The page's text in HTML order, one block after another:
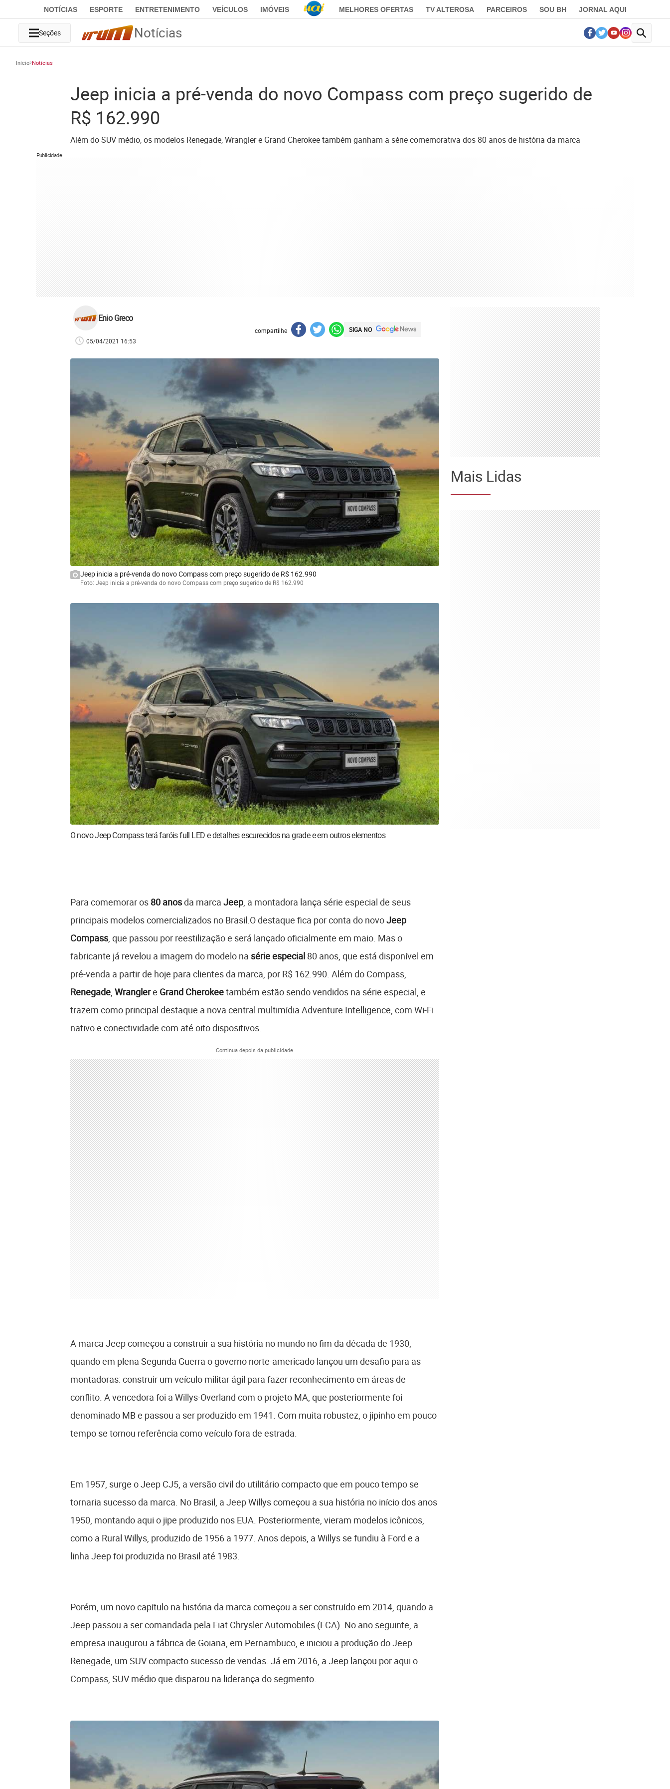
NOTÍCIAS ESPORTE ENTRETENIMENTO VEÍCULOS IMÓVEIS MELHORES OFERTAS TV ALTEROSA PARCEIROS SOU BH JORNAL AQUI
Seções Notícias
Início Notícias
Jeep inicia a pré-venda do novo Compass com preço sugerido de
R$ 162.990
Além do SUV médio, os modelos Renegade, Wrangler e Grand Cherokee também ganham a série comemorativa dos 80 anos de história da marca
Publicidade
Enio Greco
05/04/2021 16:53
compartilhe SIGA NO
Jeep inicia a pré-venda do novo Compass com preço sugerido de R$ 162.990
Foto: Jeep inicia a pré-venda do novo Compass com preço sugerido de R$ 162.990
O novo Jeep Compass terá faróis full LED e detalhes escurecidos na grade e em outros elementos
Para comemorar os 80 anosda marca Jeep, a montadora lança série especial de seus
principais modelos comercializados no Brasil.O destaque fica por conta do novoJeep
Compass, que passou por reestilização e será lançado oficialmente em maio. Mas o
fabricante já revelou a imagem do modelo na série especial80 anos, que está disponível em
pré-venda a partir de hoje para clientes da marca, por R$ 162.990. Além do Compass,
Renegade, Wranglere Grand Cherokeetambém estão sendo vendidos na série especial, e
trazem como principal destaque a nova central multimídia Adventure Intelligence, com Wi-Fi
nativo e conectividade com até oito dispositivos.
Continua depois da publicidade
A marca Jeep começou a construir a sua história no mundo no fim da década de 1930,
quando em plena Segunda Guerra o governo norte-americado lançou um desafio para as
montadoras: construir um veículo militar ágil para fazer reconhecimento em áreas de
conflito. A vencedora foi a Willys-Overland com o projeto MA, que posteriormente foi
denominado MB e passou a ser produzido em 1941. Com muita robustez, o jipinho em pouco
tempo se tornou referência como veículo fora de estrada.
Em 1957, surge o Jeep CJ5, a versão civil do utilitário compacto que em pouco tempo se
tornaria sucesso da marca. No Brasil, a Jeep Willys começou a sua história no início dos anos
1950, montando aqui o jipe produzido nos EUA. Posteriormente, vieram modelos icônicos,
como a Rural Willys, produzido de 1956 a 1977. Anos depois, a Willys se fundiu à Ford e a
linha Jeep foi produzida no Brasil até 1983.
Porém, um novo capítulo na história da marca começou a ser construído em 2014, quando a
Jeep passou a ser comandada pela Fiat Chrysler Automobiles (FCA). No ano seguinte, a
empresa inaugurou a fábrica de Goiana, em Pernambuco, e iniciou a produção do Jeep
Renegade, um SUV compacto sucesso de vendas. Já em 2016, a Jeep lançou por aqui o
Compass, SUV médio que disparou na liderança do segmento.
Mais Lidas